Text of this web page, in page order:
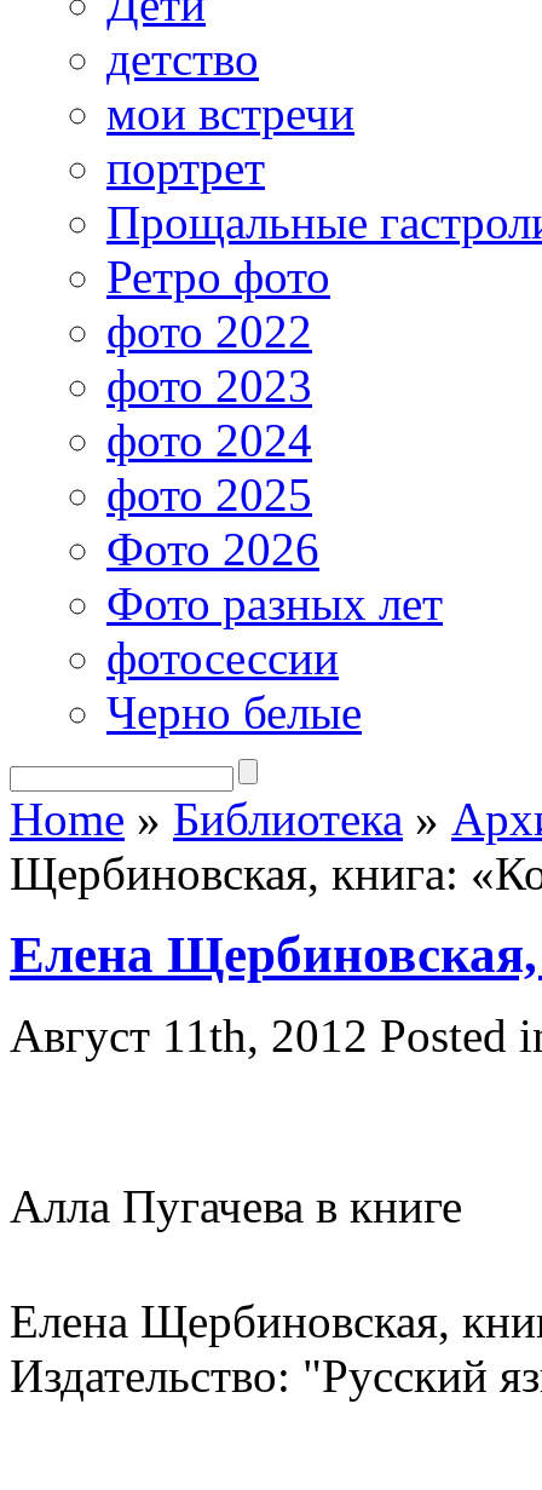
детство
мои встречи
портрет
Прощальные
Ретро фото
фото 2022
фото 2023
фото 2024
фото 2025
Фото 2026
Фото разных лет
фотосессии
Черно белые
Home » Библиотека »
Щербиновская, книга:
Елена
Август 11th, 2012 Posted
Алла Пугачева в книге
Елена Щербиновская,
Издательство: "Русский